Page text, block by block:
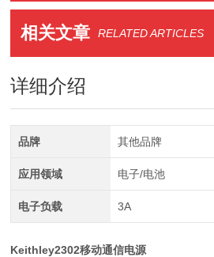
相关文章 RELATED ARTICLES
详细介绍
品牌 其他品牌
应用领域 电子/电池
电子负载 3A
Keithley2302移动通信电源